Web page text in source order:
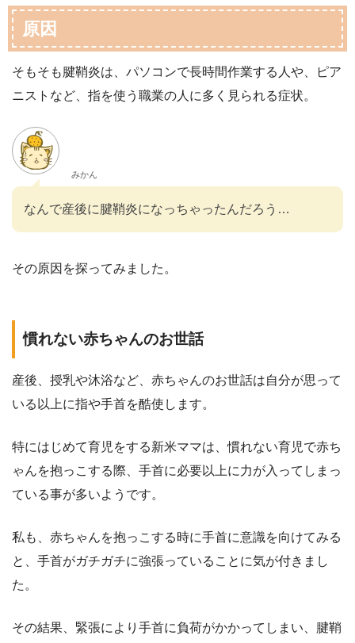
原因
そもそも腱鞘炎は、パソコンで長時間作業する人や、ピア
ニストなど、指を使う職業の人に多く見られる症状。
みかん
なんで産後に腱鞘炎になっちゃったんだろう…
その原因を探ってみました。
慣れない赤ちゃんのお世話
産後、授乳や沐浴など、赤ちゃんのお世話は自分が思って
いる以上に指や手首を酷使します。
特にはじめて育児をする新米ママは、慣れない育児で赤ち
ゃんを抱っこする際、手首に必要以上に力が入ってしまっ
ている事が多いようです。
私も、赤ちゃんを抱っこする時に手首に意識を向けてみる
と、手首がガチガチに強張っていることに気が付きまし
た。
その結果、緊張により手首に負荷がかかってしまい、腱鞘